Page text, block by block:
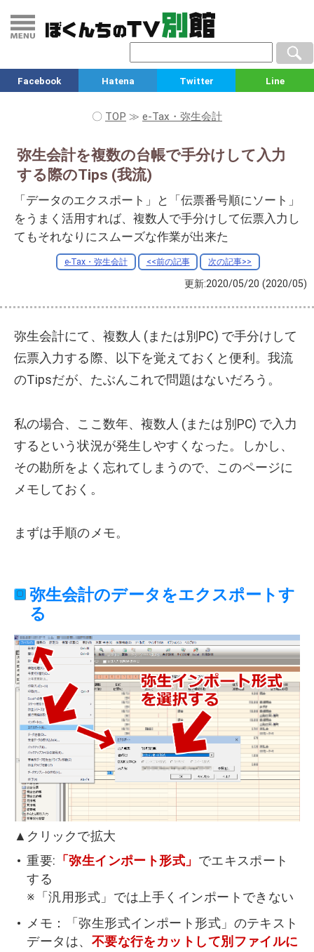
Facebook Hatena Twitter Line
〇 TOP ≫ e-Tax・弥生会計
弥生会計を複数の台帳で手分けして入力
する際のTips (我流)
「データのエクスポート」と「伝票番号順にソート」
をうまく活用すれば、複数人で手分けして伝票入力し
てもそれなりにスムーズな作業が出来た
e-Tax・弥生会計 <<前の記事 次の記事>>
更新:2020/05/20 (2020/05)
弥生会計にて、複数人 (または別PC) で手分けして
伝票入力する際、以下を覚えておくと便利。我流
のTipsだが、たぶんこれで問題はないだろう。
私の場合、ここ数年、複数人 (または別PC) で入力
するという状況が発生しやすくなった。しかし、
その勘所をよく忘れてしまうので、このページに
メモしておく。
まずは手順のメモ。
弥生会計のデータをエクスポートす
る
▲クリックで拡大
重要: 「弥生インポート形式」 でエキスポート
する
※「汎用形式」では上手くインポートできない
メモ：「弥生形式インポート形式」のテキスト
データは、 不要な行をカットして別ファイルに